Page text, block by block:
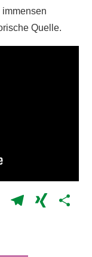
Quelle.
LinkedIn